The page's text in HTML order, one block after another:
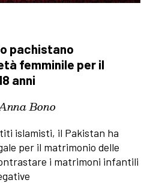
pachistano
femminile per il
anni
Bono
islamisti, il Pakistan ha
per il matrimonio delle
i matrimoni infantili